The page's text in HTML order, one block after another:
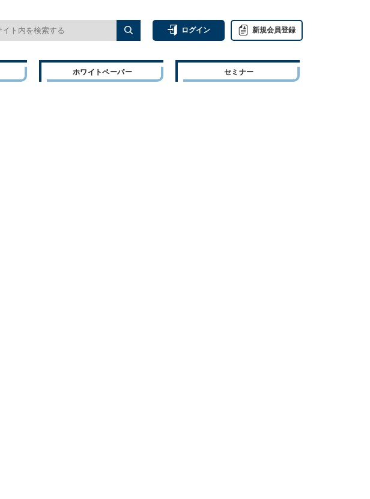
ログイン 新規会員登録
ホワイトペーパー セミナー